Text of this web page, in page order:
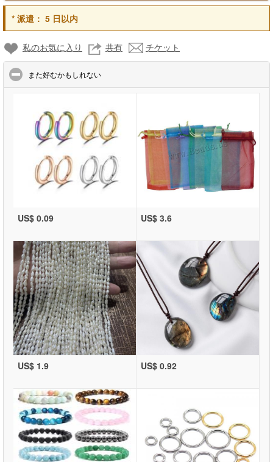
*派遣： 5 日以内
私のお気に入り 共有 チケット
また好むかもしれない
US$ 0.09 US$ 3.6
US$ 1.9 US$ 0.92